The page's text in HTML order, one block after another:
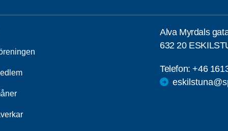
Alva Myrdals
632 20
Telefon:+46